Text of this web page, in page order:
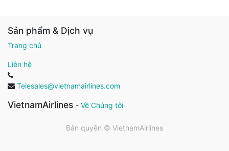
Sản phẩm & Dịch vụ
Trang chủ
Liên hệ
Telesales@vietnamairlines.com
VietnamAirlines - Về Chúng tôi
Bản quyền © VietnamAirlines